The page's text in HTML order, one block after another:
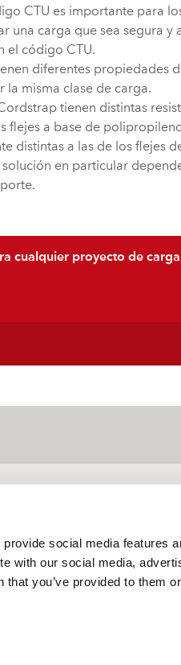
social media features
with our social media,
you’ve provided to them
CTU es importante para
una carga que sea segura y
el código CTU.
diferentes propiedades
la misma clase de carga.
tienen distintas
flejes a base de
distintas a las de los flejes
en particular
cualquier proyecto de